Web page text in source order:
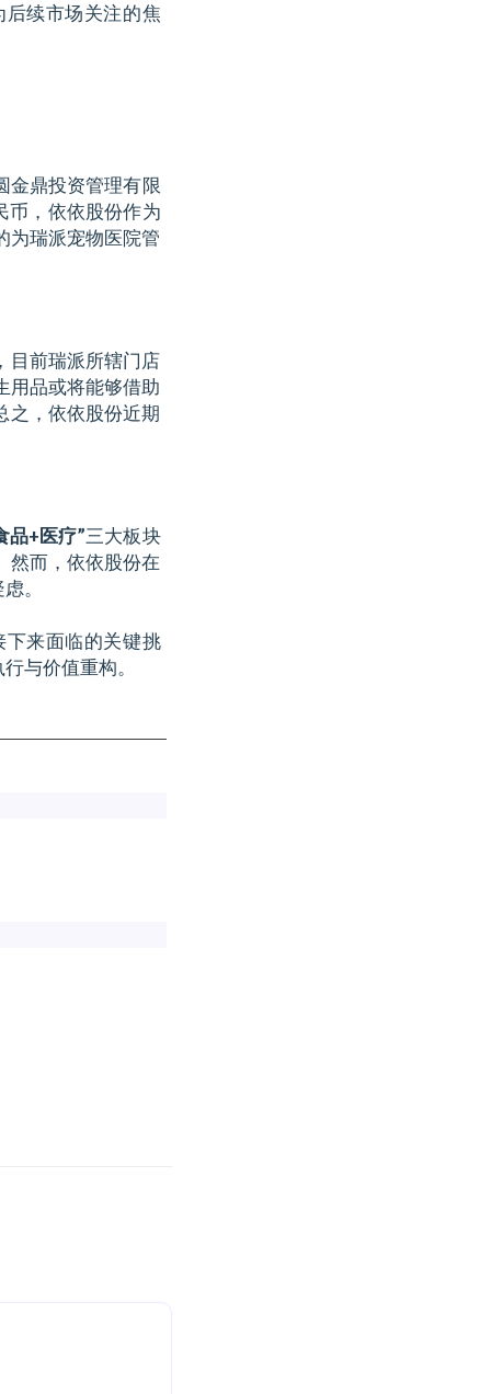
续市场关注的焦
金鼎投资管理有限
币，依依股份作为
为瑞派宠物医院管
目前瑞派所辖门店
用品或将能够借助
之，依依股份近期
品+医疗”三大板块
然而，依依股份在
。
来面临的关键挑
与价值重构。